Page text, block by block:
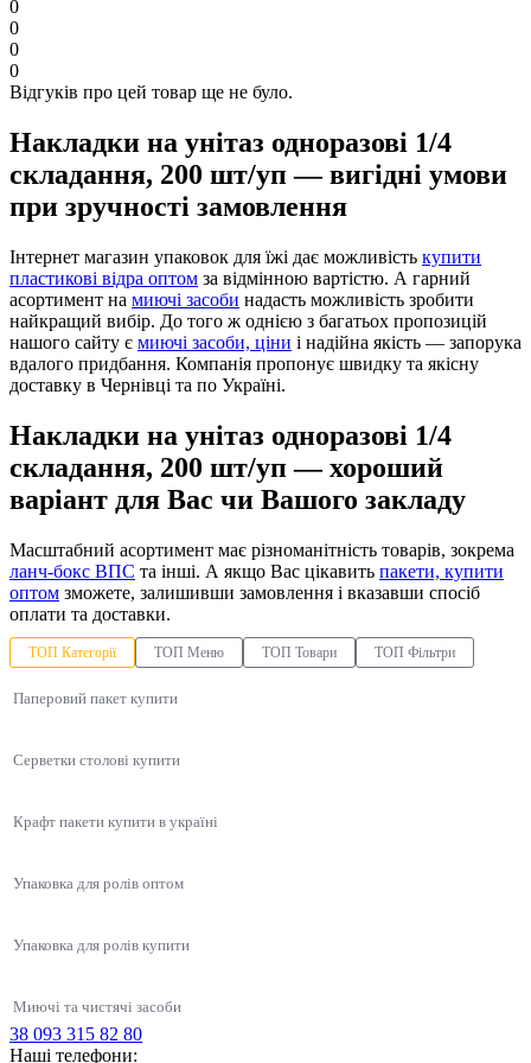
0
0
0
0
Відгуків про цей товар ще не було.
Накладки на унітаз одноразові 1/4
складання, 200 шт/уп — вигідні умови
при зручності замовлення
Інтернет магазин упаковок для їжі дає можливість купити
пластикові відра оптом за відмінною вартістю. А гарний
асортимент на миючі засоби надасть можливість зробити
найкращий вибір. До того ж однією з багатьох пропозицій
нашого сайту є миючі засоби, ціни і надійна якість — запорука
вдалого придбання. Компанія пропонує швидку та якісну
доставку в Чернівці та по Україні.
Накладки на унітаз одноразові 1/4
складання, 200 шт/уп — хороший
варіант для Вас чи Вашого закладу
Масштабний асортимент має різноманітність товарів, зокрема
ланч-бокс ВПС та інші. А якщо Вас цікавить пакети, купити
оптом зможете, залишивши замовлення і вказавши спосіб
оплати та доставки.
ТОП Категорії ТОП Меню ТОП Товари ТОП Фільтри
Паперовий пакет купити
Серветки столові купити
Крафт пакети купити в україні
Упаковка для ролів оптом
Упаковка для ролів купити
Миючі та чистячі засоби
Упаковка для суші, соусів, WOK
Продукти HoReCa
Підложка із спіненого полістиролу М5-25 (225х165х25 мм) БІЛА, 300
Паперові коробочки для китайської їжі
38 093 315 82 80
Наші телефони: